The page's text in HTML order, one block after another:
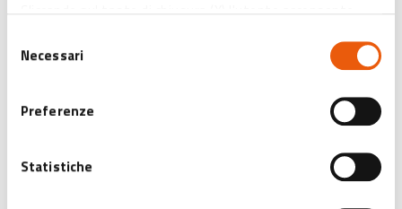
necessari.
delNecessari
Preferenze
Statistiche